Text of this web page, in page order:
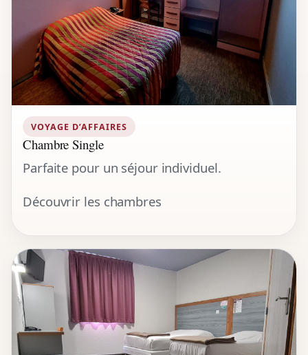
VOYAGE D’AFFAIRES
Chambre Single
Parfaite pour un séjour individuel.
Découvrir les chambres